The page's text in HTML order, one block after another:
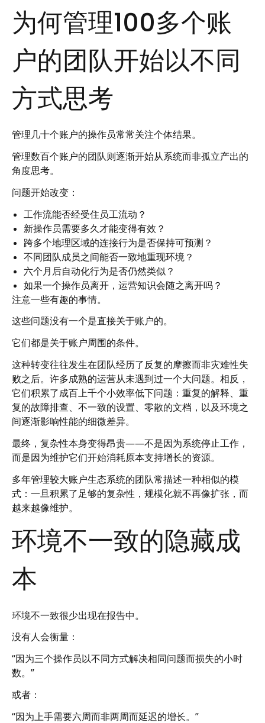
为何管理100多个账
户的团队开始以不同
方式思考
管理几十个账户的操作员常常关注个体结果。
管理数百个账户的团队则逐渐开始从系统而非孤立产出的
角度思考。
问题开始改变：
工作流能否经受住员工流动？
新操作员需要多久才能变得有效？
跨多个地理区域的连接行为是否保持可预测？
不同团队成员之间能否一致地重现环境？
六个月后自动化行为是否仍然类似？
如果一个操作员离开，运营知识会随之离开吗？
注意一些有趣的事情。
这些问题没有一个是直接关于账户的。
它们都是关于账户周围的条件。
这种转变往往发生在团队经历了反复的摩擦而非灾难性失
败之后。许多成熟的运营从未遇到过一个大问题。相反，
它们积累了成百上千个小效率低下问题：重复的解释、重
复的故障排查、不一致的设置、零散的文档，以及环境之
间逐渐影响性能的细微差异。
最终，复杂性本身变得昂贵——不是因为系统停止工作，
而是因为维护它们开始消耗原本支持增长的资源。
多年管理较大账户生态系统的团队常描述一种相似的模
式：一旦积累了足够的复杂性，规模化就不再像扩张，而
越来越像维护。
环境不一致的隐藏成
本
环境不一致很少出现在报告中。
没有人会衡量：
“因为三个操作员以不同方式解决相同问题而损失的小时
数。”
或者：
“因为上手需要六周而非两周而延迟的增长。”